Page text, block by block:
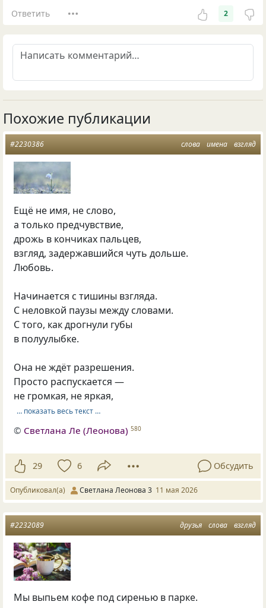
Ответить 2
Похожие публикации
слова имена взгляд
#2230386
Ещё не имя, не слово,
а только предчувствие,
дрожь в кончиках пальцев,
взгляд, задержавшийся чуть дольше.
Любовь.
Начинается с тишины взгляда.
С неловкой паузы между словами.
С того, как дрогнули губы
в полуулыбке.
Она не ждёт разрешения.
Просто распускается —
не громкая, не яркая,
… показать весь текст …
© Светлана Ле (Леонова) 580
29 6 Обсудить
Опубликовал(а) Светлана Леонова 3 11 мая 2026
друзья слова взгляд
#2232089
Мы выпьем кофе под сиренью в парке.